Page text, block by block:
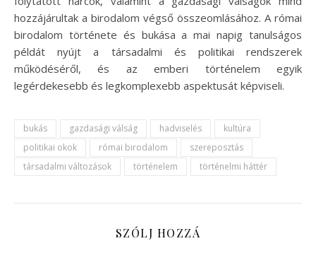
hozzájárultak a birodalom végső összeomlásához. A római
birodalom története és bukása a mai napig tanulságos
példát nyújt a társadalmi és politikai rendszerek
működéséről, és az emberi történelem egyik
legérdekesebb és legkomplexebb aspektusát képviseli.
bukás gazdasági válság hadviselés
kultúra
politikai okok
római birodalom
szereposztás
társadalmi változások
történelem történelmi háttér
SZÓLJ HOZZÁ